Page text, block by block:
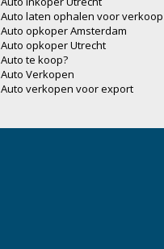
Auto laten ophalen voor verkoop
Auto opkoper Amsterdam
Auto opkoper Utrecht
Auto te koop?
Auto Verkopen
Auto verkopen voor export